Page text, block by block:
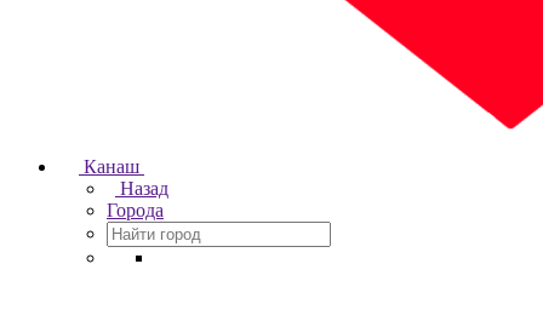
Канаш
Назад
Города